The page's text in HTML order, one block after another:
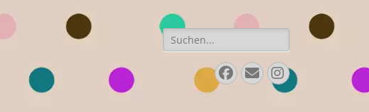
Suchen
nach:
Facebook
E-
Mail
Instagram